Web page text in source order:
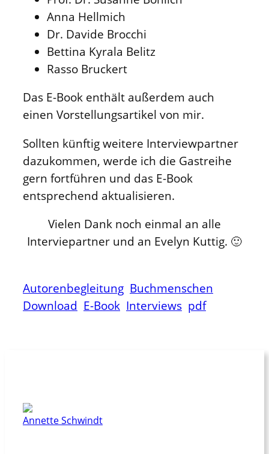
Anna Hellmich
Dr. Davide Brocchi
Bettina Kyrala Belitz
Rasso Bruckert
Das E-Book enthält außerdem auch
einen Vorstellungsartikel von mir.
Sollten künftig weitere Interviewpartner
dazukommen, werde ich die Gastreihe
gern fortführen und das E-Book
entsprechend aktualisieren.
Vielen Dank noch einmal an alle
Interviepartner und an Evelyn Kuttig. 🙂
Autorenbegleitung Buchmenschen
Download E-Book Interviews pdf
Annette Schwindt